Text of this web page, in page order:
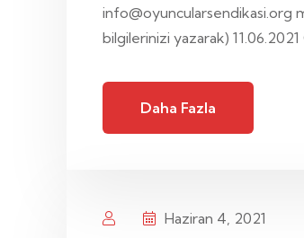
info@oyuncularsendikasi.org
bilgilerinizi yazarak)
Daha Fazla
Haziran 4, 2021